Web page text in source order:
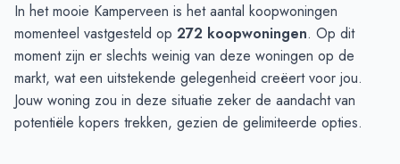
In het mooie Kamperveen is het aantal koopwoningen
momenteel vastgesteld op 272 koopwoningen. Op dit
moment zijn er slechts weinig van deze woningen op de
markt, wat een uitstekende gelegenheid creëert voor jou.
Jouw woning zou in deze situatie zeker de aandacht van
potentiële kopers trekken, gezien de gelimiteerde opties.